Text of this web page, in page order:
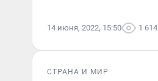
14 июня, 2022, 15:50 1 614
СТРАНА И МИР